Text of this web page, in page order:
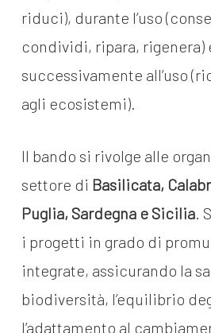
riduci), durante l’uso
condividi, ripara, rigenera)
successivamente all’uso
agli ecosistemi).
Il bando si rivolge alle
settore di Basilicata,
Puglia, Sardegna e Sicilia.
i progetti in grado di
integrate, assicurando la
biodiversità, l’equilibrio
l’adattamento al